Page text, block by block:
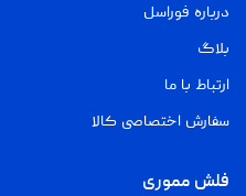
درباره فوراسل
بلاگ
ارتباط با ما
سفارش اختصاصی کالا
فلش مموری